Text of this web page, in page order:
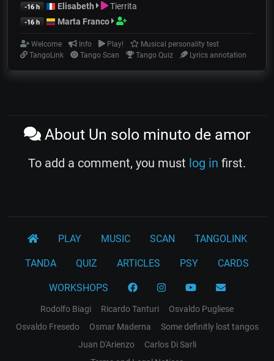
-16 h Elisabeth Tierrita
-16 h Marta Franco
Welcome Info Play!
Musical personality test
TangoLink
Tango Scan Tango Quiz Lyrics annotation
About Un solo minuto de amor
To add a comment, you must log in first.
PLAY MUSIC SCAN TANGOLINK
TANDA QUIZ ARTICLES PSY CARDS
WORKSHOPS
Rodolfo Biagi Ricardo Tanturi
Osvaldo Pugliese
Osvaldo Fresedo
Osmar Maderna
Some definitly lost tangos
Juan D'Arienzo
Carlos Di Sarli